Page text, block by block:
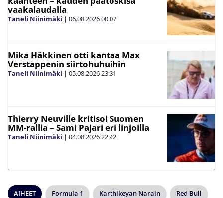
vaakalaudalla
Taneli Niinimäki | 06.08.202600:07
Mika Häkkinen otti kantaa Max
Verstappenin siirtohuhuihin
Taneli Niinimäki | 05.08.202623:31
Thierry Neuville kritisoi Suomen
MM-rallia – Sami Pajari eri linjoilla
Taneli Niinimäki | 04.08.202622:42
AIHEET Formula 1 Karthikeyan Narain Red Bull